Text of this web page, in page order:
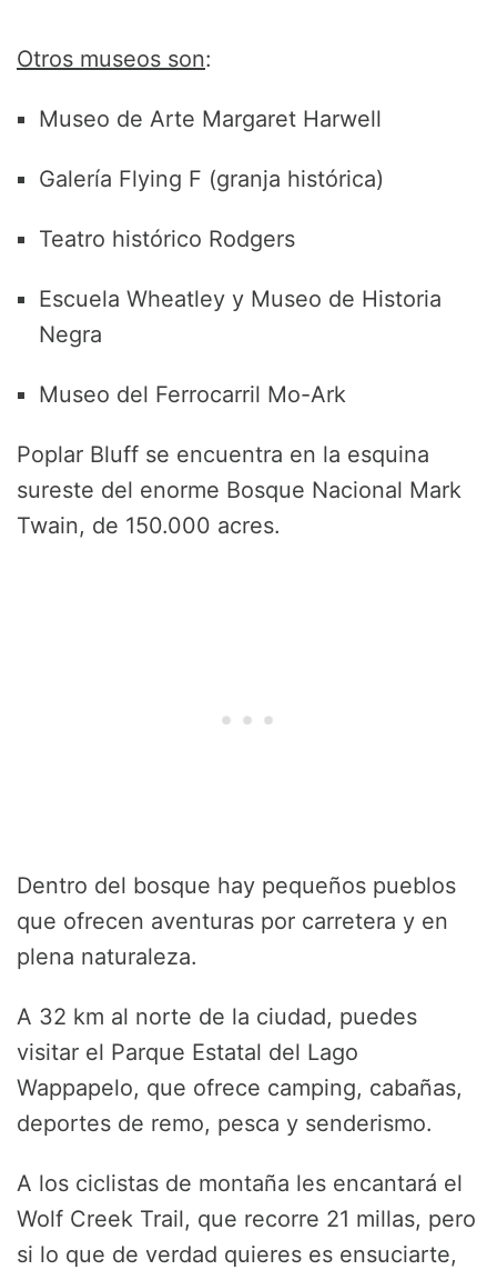
Otros museos son:
Museo de Arte Margaret Harwell
Galería Flying F (granja histórica)
Teatro histórico Rodgers
Escuela Wheatley y Museo de Historia
Negra
Museo del Ferrocarril Mo-Ark
Poplar Bluff se encuentra en la esquina
sureste del enorme Bosque Nacional Mark
Twain, de 150.000 acres.
Dentro del bosque hay pequeños pueblos
que ofrecen aventuras por carretera y en
plena naturaleza.
A 32 km al norte de la ciudad, puedes
visitar el Parque Estatal del Lago
Wappapelo, que ofrece camping, cabañas,
deportes de remo, pesca y senderismo.
A los ciclistas de montaña les encantará el
Wolf Creek Trail, que recorre 21 millas, pero
si lo que de verdad quieres es ensuciarte,